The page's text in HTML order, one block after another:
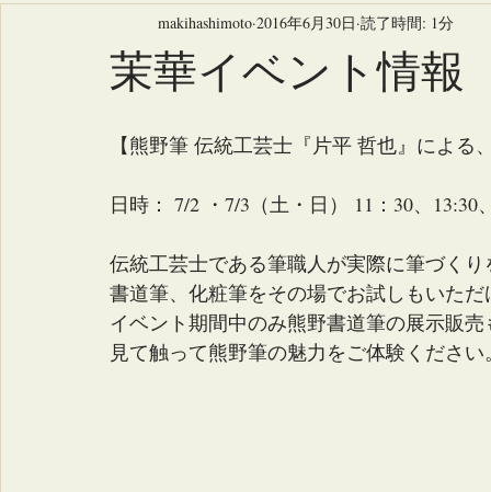
茉華イベント情報
makihashimoto 2016年6月30日 読了時間: 1分
【熊野筆 伝統工芸士『片平 哲也』による
日時： 7/2 ・7/3（土・日） 11：30、
伝統工芸士である筆職人が実際に筆づくり
書道筆、化粧筆をその場でお試しもいただ
イベント期間中のみ熊野書道筆の展示販
見て触って熊野筆の魅力をご体験ください